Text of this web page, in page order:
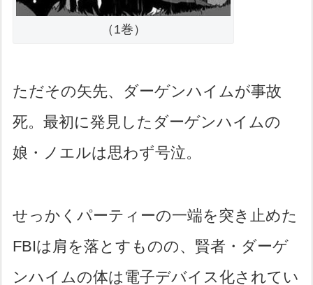
（1巻）
ただその矢先、ダーゲンハイムが事故
死。最初に発見したダーゲンハイムの
娘・ノエルは思わず号泣。
せっかくパーティーの一端を突き止めた
FBIは肩を落とすものの、賢者・ダーゲ
ンハイムの体は電子デバイス化されてい